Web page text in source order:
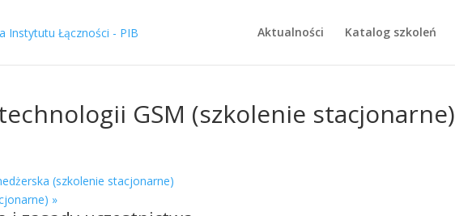
Aktualności Katalog szkoleń
GSM (szkolenie stacjonarne)
(szkolenie stacjonarne)
»